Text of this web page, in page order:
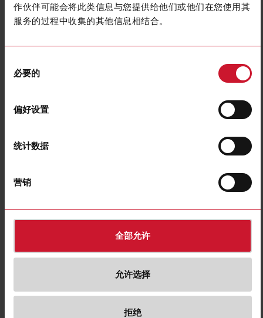
作伙伴可能会将此类信息与您提供给他们或他们在您使用其
服务的过程中收集的其他信息相结合。
必要的
偏好设置
统计数据
营销
全部允许
允许选择
拒绝
联系我们
CTD9S12001AXXX
规格
1200 A
1 A
Hole diameter
36 mm (1.41 in)
Accuracy class
1
下载
图片
遴选